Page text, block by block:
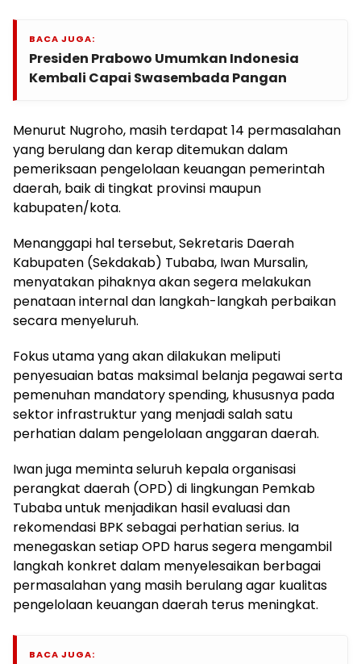
BACA JUGA:
Presiden Prabowo Umumkan Indonesia
Kembali Capai Swasembada Pangan
Menurut Nugroho, masih terdapat 14 permasalahan
yang berulang dan kerap ditemukan dalam
pemeriksaan pengelolaan keuangan pemerintah
daerah, baik di tingkat provinsi maupun
kabupaten/kota.
Menanggapi hal tersebut, Sekretaris Daerah
Kabupaten (Sekdakab) Tubaba, Iwan Mursalin,
menyatakan pihaknya akan segera melakukan
penataan internal dan langkah-langkah perbaikan
secara menyeluruh.
Fokus utama yang akan dilakukan meliputi
penyesuaian batas maksimal belanja pegawai serta
pemenuhan mandatory spending, khususnya pada
sektor infrastruktur yang menjadi salah satu
perhatian dalam pengelolaan anggaran daerah.
Iwan juga meminta seluruh kepala organisasi
perangkat daerah (OPD) di lingkungan Pemkab
Tubaba untuk menjadikan hasil evaluasi dan
rekomendasi BPK sebagai perhatian serius. Ia
menegaskan setiap OPD harus segera mengambil
langkah konkret dalam menyelesaikan berbagai
permasalahan yang masih berulang agar kualitas
pengelolaan keuangan daerah terus meningkat.
BACA JUGA: